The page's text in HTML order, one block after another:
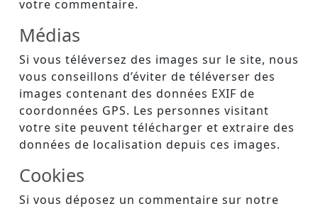
votre commentaire.
Médias
Si vous téléversez des images sur le site, nous
vous conseillons d’éviter de téléverser des
images contenant des données EXIF de
coordonnées GPS. Les personnes visitant
votre site peuvent télécharger et extraire des
données de localisation depuis ces images.
Cookies
Si vous déposez un commentaire sur notre